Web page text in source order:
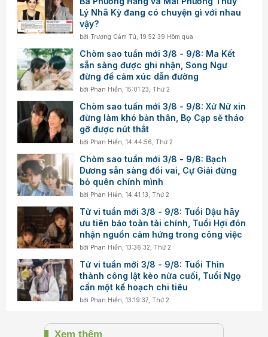
Lý Nhã Kỳ đang có chuyện gì với nhau
vậy?
bởiTrương Cẩm Tú ,19:52:39 Hôm qua
Chòm sao tuần mới 3/8 - 9/8: Ma Kết
sẵn sàng được ghi nhận, Song Ngư
đừng để cảm xúc dẫn đường
bởi Phan Hiền ,15:01:23, Thứ 2
Chòm sao tuần mới 3/8 - 9/8: Xử Nữ xin
đừng làm khó bản thân, Bọ Cạp sẽ tháo
gỡ được nút thắt
bởi Phan Hiền ,14:44:56, Thứ 2
Chòm sao tuần mới 3/8 - 9/8: Bạch
Dương sẵn sàng đổi vai, Cự Giải đừng
bỏ quên chính mình
bởi Phan Hiền ,14:41:13, Thứ 2
Tử vi tuần mới 3/8 - 9/8: Tuổi Dậu hãy
ưu tiên bảo toàn tài chính, Tuổi Hợi đón
nhận nguồn cảm hứng trong công việc
bởi Phan Hiền ,13:36:32, Thứ 2
Tử vi tuần mới 3/8 - 9/8: Tuổi Thìn
thành công lật kèo nửa cuối, Tuổi Ngọ
cần một kế hoạch chi tiêu
bởi Phan Hiền ,13:19:37, Thứ 2